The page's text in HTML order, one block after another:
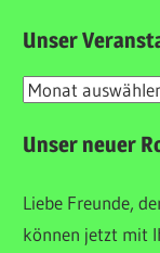
Unser
Unser
Unser neuer
Liebe Freunde,
können jetzt mit